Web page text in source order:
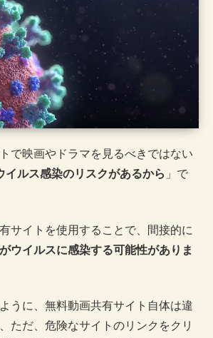
で映画やドラマを見るべきではない
イルス感染のリスクがあるから 」で
サイトを使用することで、間接的に
ウイルスに感染する可能性がありま
うに、無料動画共有サイト自体は違
ただ、危険なサイトのリンクをクリ